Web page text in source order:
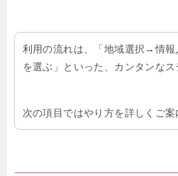
利用の流れは、「地域選択→情
を選ぶ」といった、カンタンなス
次の項目ではやり方を詳しくご案